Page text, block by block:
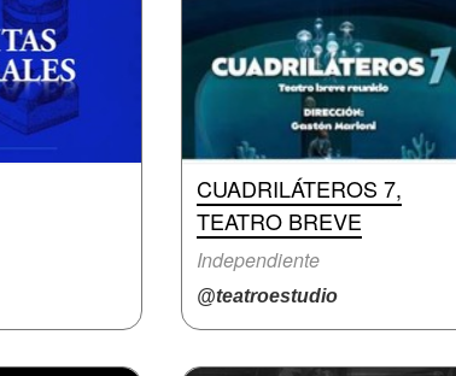
CUADRILÁTEROS 7,
TEATRO BREVE
Independiente
@teatroestudio